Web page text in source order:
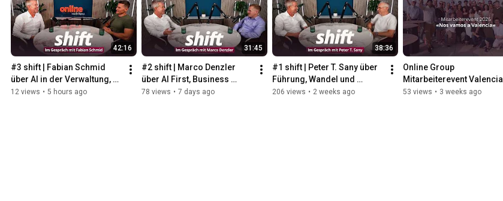
42:16
#3 shift | Fabian Schmid
über AI in der Verwaltung,
digitale Souveränität und
12 views • 5 hours ago
31:45
#2 shift | Marco Denzler
über AI First, Business
Impact und den Faktor
78 views • 7 days ago
38:36
#1 shift | Peter T. Sany über
Führung, Wandel und
lebenslanges Lernen
206 views • 2 weeks ago
Online Group
Mitarbeiterevent Valencia
2026
53 views • 3 weeks ago